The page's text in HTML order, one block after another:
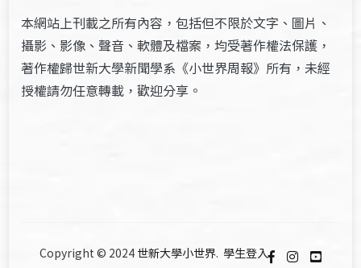
本網站上刊載之所有內容，包括但不限於文字、圖片、
攝影、影像、聲音、軟體及檔案，均受著作權法保護，
著作權歸世新大學新聞學系《小世界周報》所有，未經
授權請勿任意轉載，歡迎分享。
Copyright © 2024 世新大學小世界. 學生登入